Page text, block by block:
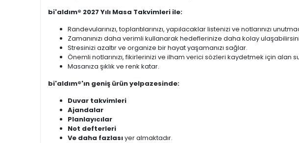
bi'aldım® 2027 Yılı Masa Takvimleri ile:
Randevularınızı, toplantılarınızı, yapılacaklar listenizi ve notlarınızı
Zamanınızı daha verimli kullanarak hedeflerinize daha kolay
Stresinizi azaltır ve organize bir hayat yaşamanızı sağlar.
Önemli notlarınızı, fikirlerinizi ve ilham verici sözleri kaydetmek için alan
Masanıza şıklık ve renk katar.
bi'aldım®'ın geniş ürün yelpazesinde:
Duvar takvimleri
Ajandalar
Planlayıcılar
Not defterleri
Ve daha fazlasıyer almaktadır.